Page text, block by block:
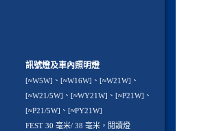
訊號燈及車內照明燈
[≈W5W]、[≈W16W]、[≈W21W]、
[≈W21/5W]、[≈WY21W]、[≈P21W]、
[≈P21/5W]、[≈PY21W]
FEST 30 毫米/ 38 毫米，閱讀燈